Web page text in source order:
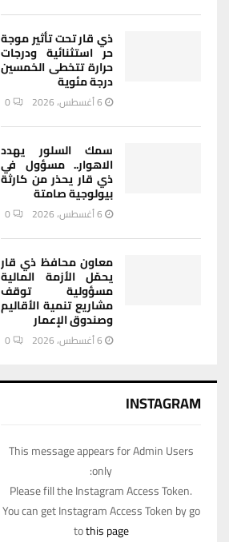
ذي قار تحت تأثير موجة
حر استثنائية ودرجات
حرارة تتخطى الخمسين
درجة مئوية
6 أغسطس، 2026 0
سمك السلور يهدد
الاهوار.. مسؤول في
ذي قار يحذر من كارثة
بيولوجية صامتة
6 أغسطس، 2026 0
معاون محافظ ذي قار
يحمّل الأزمة المالية
مسؤولية توقف
مشاريع تنمية الأقاليم
وصندوق الإعمار
6 أغسطس، 2026 0
INSTAGRAM
This message appears for Admin Users
only:
Please fill the Instagram Access Token.
You can get Instagram Access Token by go
tothis page